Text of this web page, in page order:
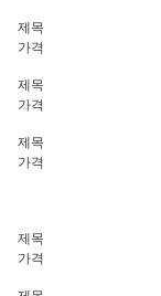
제목
가격
제목
가격
제목
가격
제목
가격